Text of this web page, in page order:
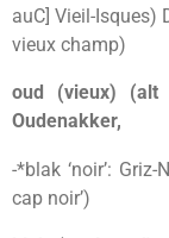
auC] Vieil-Isques)
vieux champ)
oud (vieux) (alt
Oudenakker,
-*blak ‘noir’:
cap noir’)